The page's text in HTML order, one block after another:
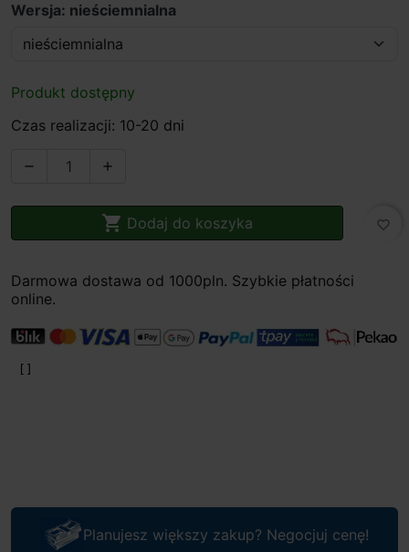
Wersja: nieściemnialna
Produkt dostępny
Czas realizacji: 10-20 dni
 
 Dodaj do koszyka favorite_border
Darmowa dostawa od 1000pln. Szybkie płatności
online.
Planujesz większy zakup? Negocjuj cenę!